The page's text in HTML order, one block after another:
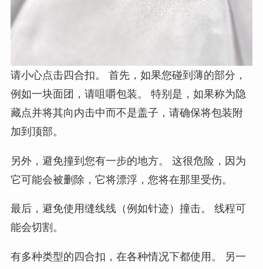
请小心点击四合扣。 首先，如果您碰到薄的部分，
例如一块面团，请咀嚼包装。 特别是，如果称为隐
藏点并将其向内击中而不是盖子，请确保将包装附
加到顶部。
另外，避免撞到您有一步的地方。 这很危险，因为
它可能会被删除，它将漂浮，您将在那里受伤。
最后，避免使用缝线线（例如针迹）撞击。 线程可
能会切割。
有多种类型的四合扣，在各种情况下都使用。 另一